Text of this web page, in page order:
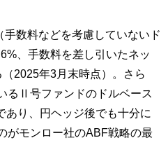
数料などを考慮していないド
、手数料を差し引いたネッ
2025年3月末時点）。さら
るⅡ号ファンドのドルベース
あり、円ヘッジ後でも十分に
がモンロー社のABF戦略の最